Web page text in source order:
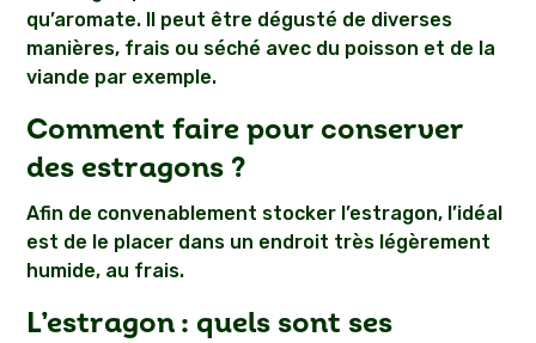
qu’aromate. Il peut être dégusté de diverses
manières, frais ou séché avec du poisson et de la
viande par exemple.
Comment faire pour conserver
des estragons ?
Afin de convenablement stocker l’estragon, l’idéal
est de le placer dans un endroit très légèrement
humide, au frais.
L’estragon : quels sont ses